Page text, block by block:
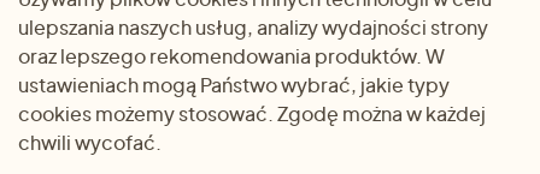
Dlaczego warto kupować
u nas
METODY PŁATNOŚCI
ulepszania naszych usług, analizy wydajności strony
oraz lepszego rekomendowania produktów. W
ustawieniach mogą Państwo wybrać, jakie typy
cookies możemy stosować. Zgodę można w każdej
chwili wycofać.